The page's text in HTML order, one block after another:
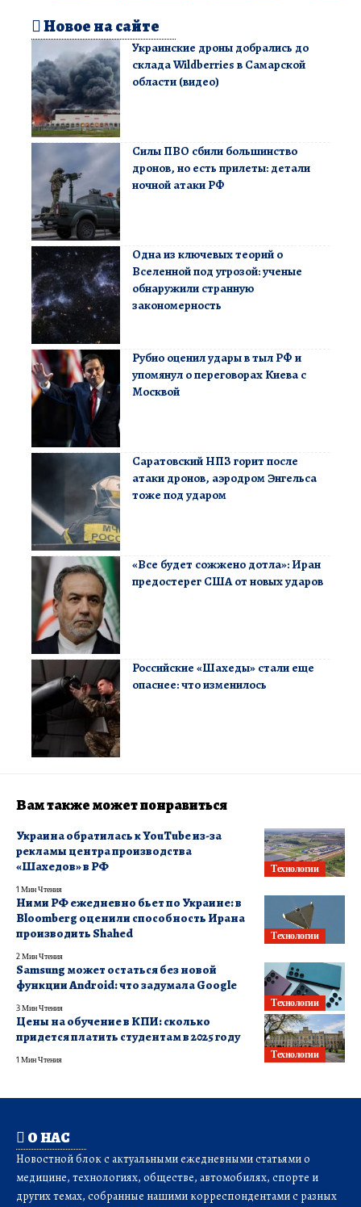
Новое на сайте
Украинские дроны добрались до
склада Wildberries в Самарской
области (видео)
Силы ПВО сбили большинство
дронов, но есть прилеты: детали
ночной атаки РФ
Одна из ключевых теорий о
Вселенной под угрозой: ученые
обнаружили странную
закономерность
Рубио оценил удары в тыл РФ и
упомянул о переговорах Киева с
Москвой
Саратовский НПЗ горит после
атаки дронов, аэродром Энгельса
тоже под ударом
«Все будет сожжено дотла»: Иран
предостерег США от новых ударов
Российские «Шахеды» стали еще
опаснее: что изменилось
Вам также может понравиться
Технологии
Украина обратилась к YouTube из-за
рекламы центра производства
«Шахедов» в РФ
1 Мин Чтения
Технологии
Ними РФ ежедневно бьет по Украине: в
Bloomberg оценили способность Ирана
производить Shahed
2 Мин Чтения
Технологии
Samsung может остаться без новой
функции Android: что задумала Google
3 Мин Чтения
Технологии
Цены на обучение в КПИ: сколько
придется платить студентам в 2025 году
1 Мин Чтения
О НАС
Новостной блок с актуальными ежедневными статьями о
медицине, технологиях, обществе, автомобилях, спорте и
других темах, собранные нашими корреспондентами с разных